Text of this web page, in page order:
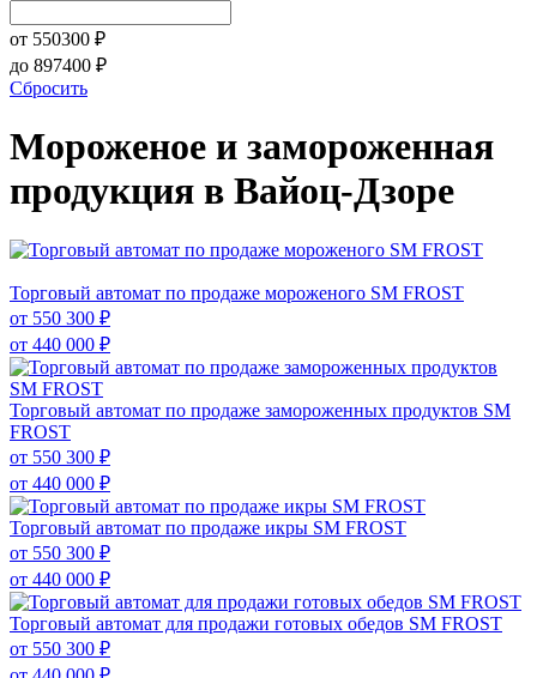
от 550300 ₽
до 897400 ₽
Сбросить
Мороженое и замороженная
продукция в Вайоц-Дзоре
Торговый автомат по продаже мороженого SM FROST
от 550 300 ₽
от 440 000 ₽
Торговый автомат по продаже замороженных продуктов SM
FROST
от 550 300 ₽
от 440 000 ₽
Торговый автомат по продаже икры SM FROST
от 550 300 ₽
от 440 000 ₽
Торговый автомат для продажи готовых обедов SM FROST
от 550 300 ₽